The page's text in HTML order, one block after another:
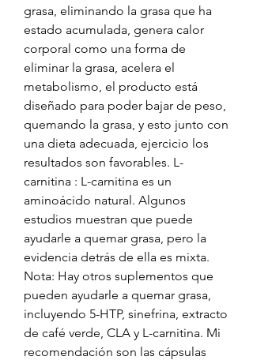
grasa, eliminando la grasa que ha
estado acumulada, genera calor
corporal como una forma de
eliminar la grasa, acelera el
metabolismo, el producto está
diseñado para poder bajar de peso,
quemando la grasa, y esto junto con
una dieta adecuada, ejercicio los
resultados son favorables. L-
carnitina : L-carnitina es un
aminoácido natural. Algunos
estudios muestran que puede
ayudarle a quemar grasa, pero la
evidencia detrás de ella es mixta.
Nota: Hay otros suplementos que
pueden ayudarle a quemar grasa,
incluyendo 5-HTP, sinefrina, extracto
de café verde, CLA y L-carnitina. Mi
recomendación son las cápsulas